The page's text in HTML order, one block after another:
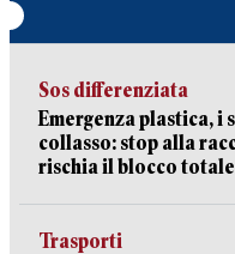
Sos differenziata
Emergenza plastica, i
collasso: stop alla
rischia il blocco totale
Trasporti